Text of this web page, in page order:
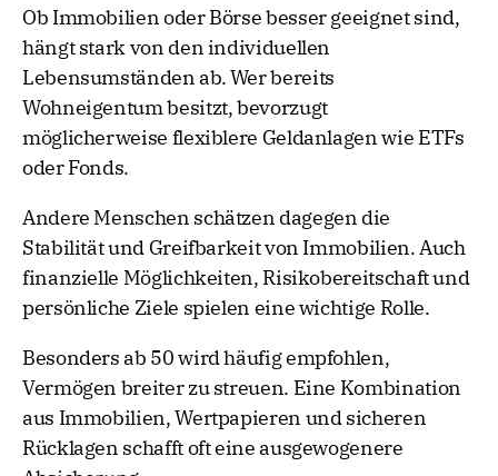
Ob Immobilien oder Börse besser geeignet sind,
hängt stark von den individuellen
Lebensumständen ab. Wer bereits
Wohneigentum besitzt, bevorzugt
möglicherweise flexiblere Geldanlagen wie ETFs
oder Fonds.
Andere Menschen schätzen dagegen die
Stabilität und Greifbarkeit von Immobilien. Auch
finanzielle Möglichkeiten, Risikobereitschaft und
persönliche Ziele spielen eine wichtige Rolle.
Besonders ab 50 wird häufig empfohlen,
Vermögen breiter zu streuen. Eine Kombination
aus Immobilien, Wertpapieren und sicheren
Rücklagen schafft oft eine ausgewogenere